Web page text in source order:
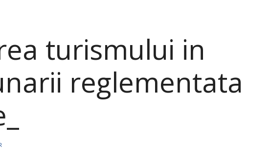
turismului in
reglementata